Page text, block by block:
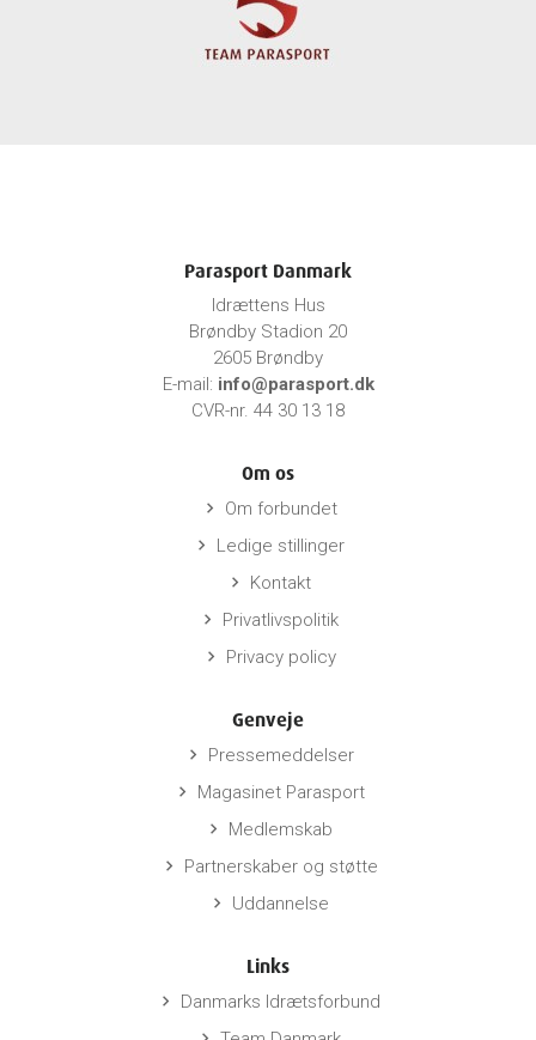
Parasport Danmark
Idrættens Hus
Brøndby Stadion 20
2605 Brøndby
E-mail: info@parasport.dk
CVR-nr. 44 30 13 18
Om os
keyboard_arrow_right Om forbundet
keyboard_arrow_right Ledige stillinger
keyboard_arrow_right Kontakt
keyboard_arrow_right Privatlivspolitik
keyboard_arrow_right Privacy policy
Genveje
keyboard_arrow_right Pressemeddelser
keyboard_arrow_right Magasinet Parasport
keyboard_arrow_right Medlemskab
keyboard_arrow_right Partnerskaber og støtte
keyboard_arrow_right Uddannelse
Links
keyboard_arrow_right Danmarks Idrætsforbund